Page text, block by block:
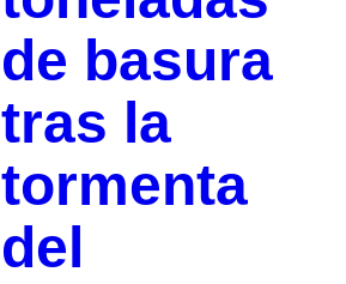
de basura
tras la
tormenta
del